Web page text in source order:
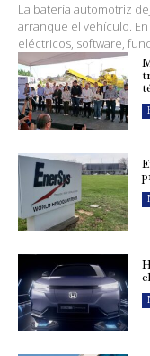
La batería automotriz
arranque el vehículo.
eléctricos, software,